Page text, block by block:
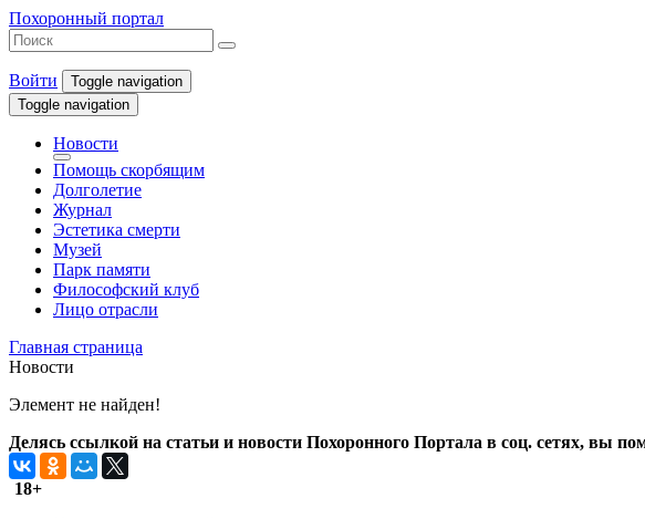
Похоронный портал
Войти
Toggle navigation
Toggle navigation
Новости
Помощь скорбящим
Долголетие
Журнал
Эстетика смерти
Музей
Парк памяти
Философский клуб
Лицо отрасли
Главная страница
Новости
Элемент не найден!
Делясь ссылкой на статьи и новости Похоронного Портала в соц. сетях, вы
18+